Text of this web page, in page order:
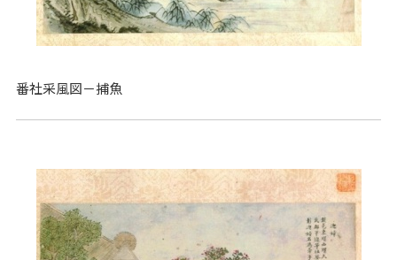
番社采風図－捕魚